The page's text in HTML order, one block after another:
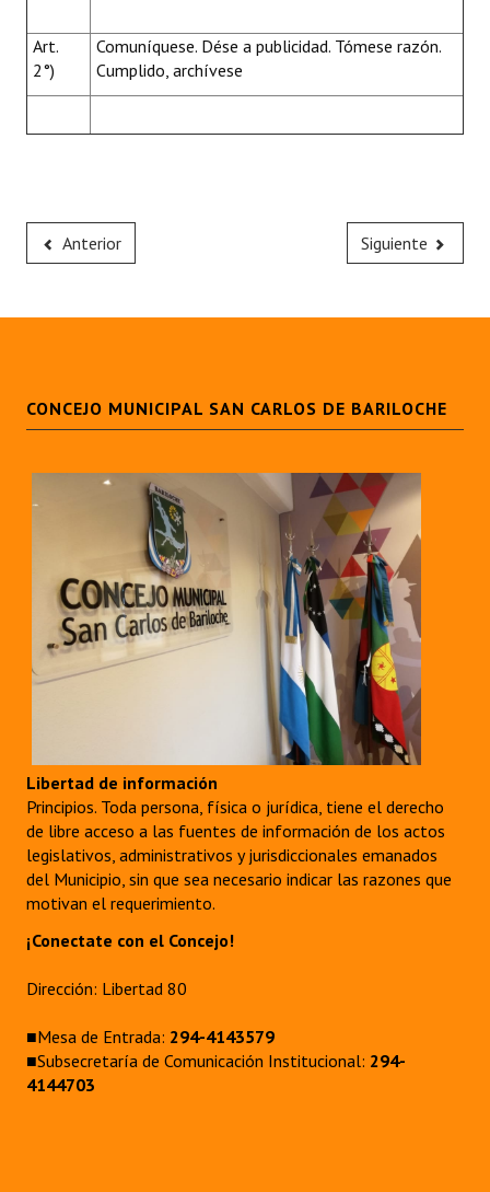
Art.
2°)
Comuníquese. Dése a publicidad. Tómese razón.
Cumplido, archívese
Anterior Siguiente
CONCEJO MUNICIPAL SAN CARLOS DE BARILOCHE
Libertad de información
Principios. Toda persona, física o jurídica, tiene el derecho
de libre acceso a las fuentes de información de los actos
legislativos, administrativos y jurisdiccionales emanados
del Municipio, sin que sea necesario indicar las razones que
motivan el requerimiento.
¡Conectate con el Concejo!
Dirección: Libertad 80
■Mesa de Entrada: 294-4143579
■Subsecretaría de Comunicación Institucional: 294-
4144703